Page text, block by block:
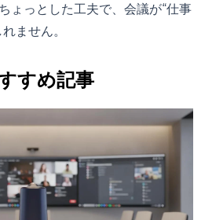
ょっとした工夫で、会議が“仕事
ません。
すめ記事